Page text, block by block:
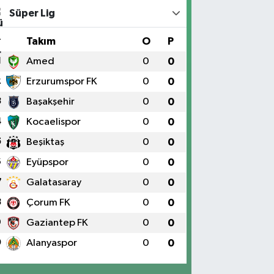
Süper Lig
Takım O P
Amed 0 0
Erzurumspor FK 0 0
Başakşehir 0 0
Kocaelispor 0 0
Beşiktaş 0 0
Eyüpspor 0 0
Galatasaray 0 0
Çorum FK 0 0
Gaziantep FK 0 0
Alanyaspor 0 0